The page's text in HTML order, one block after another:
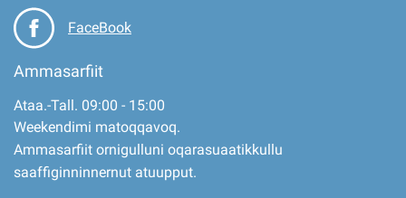
FaceBook
Ammasarfiit
Ataa.-Tall. 09:00 - 15:00
Weekendimi matoqqavoq.
Ammasarfiit ornigulluni oqarasuaatikkullu
saaffiginninnernut atuupput.